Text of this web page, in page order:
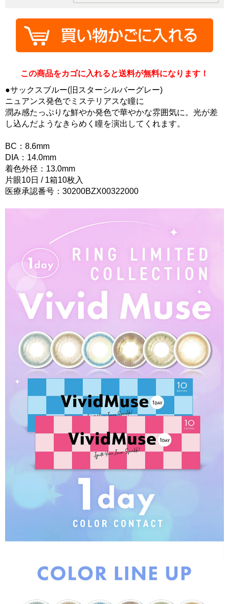
この商品をカゴに入れると送料が無料になります！
●サックスブルー(旧スターシルバーグレー)
ニュアンス発色でミステリアスな瞳に
潤み感たっぷりな鮮やか発色で華やかな雰囲気に。光が差
し込んだようなきらめく瞳を演出してくれます。
BC：8.6mm
DIA：14.0mm
着色外径：13.0mm
片眼10日 / 1箱10枚入
医療承認番号：30200BZX00322000